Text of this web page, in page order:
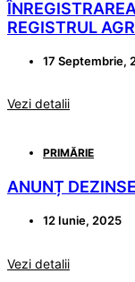
REGISTRUL
17 Septembrie,
Vezi detalii
PRIMĂRIE
ANUNȚ
12 Iunie, 2025
Vezi detalii